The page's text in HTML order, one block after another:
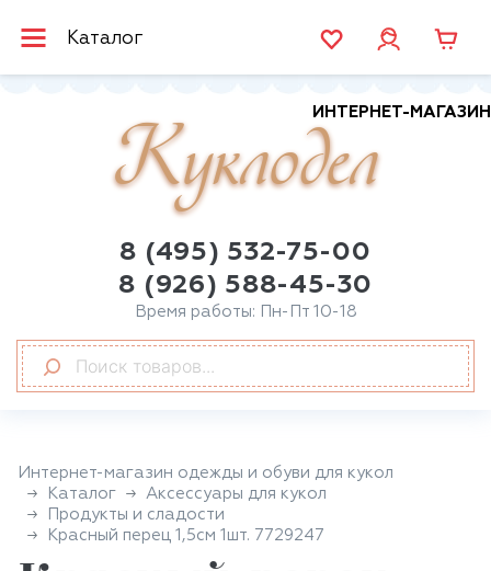
Каталог
ИНТЕРНЕТ-МАГАЗИН
Куклодел
8 (495) 532-75-00
8 (926) 588-45-30
Время работы: Пн-Пт 10-18
Интернет-магазин одежды и обуви для кукол
Каталог
Аксессуары для кукол
Продукты и сладости
Красный перец 1,5см 1шт. 7729247